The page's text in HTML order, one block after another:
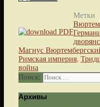
Метки
Магнус
Римская империя,
война
Поиск:
Архивы